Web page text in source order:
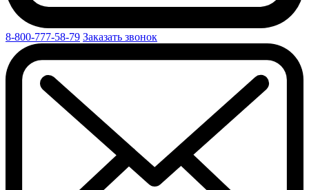
8-800-777-58-79 Заказать звонок